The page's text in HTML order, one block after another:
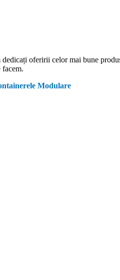
dedicați oferirii celor mai bune
facem.
Modulare